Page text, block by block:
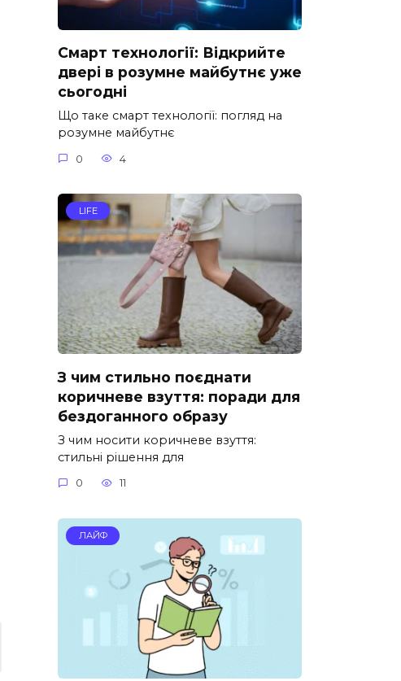
Смарт технології: Відкрийте
двері в розумне майбутнє уже
сьогодні
Що таке смарт технології: погляд на
розумне майбутнє
0 4
LIFE
З чим стильно поєднати
коричневе взуття: поради для
бездоганного образу
З чим носити коричневе взуття:
стильні рішення для
0 11
ЛАЙФ